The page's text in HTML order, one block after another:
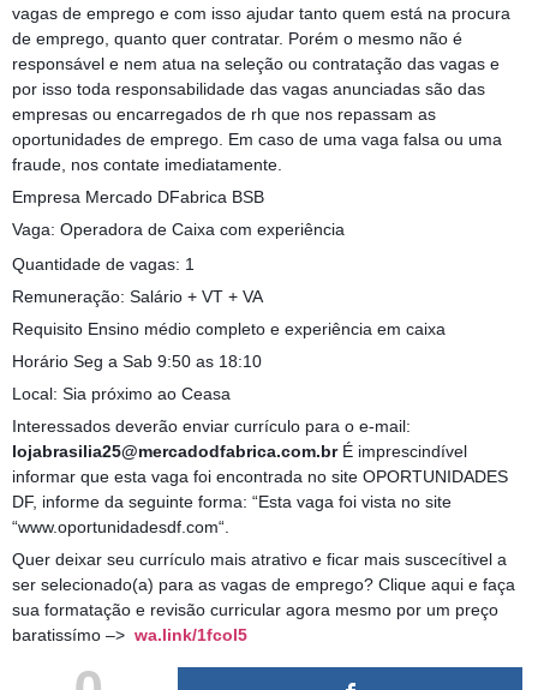
vagas de emprego e com isso ajudar tanto quem está na procura
de emprego, quanto quer contratar. Porém o mesmo não é
responsável e nem atua na seleção ou contratação das vagas e
por isso toda responsabilidade das vagas anunciadas são das
empresas ou encarregados de rh que nos repassam as
oportunidades de emprego. Em caso de uma vaga falsa ou uma
fraude, nos contate imediatamente.
Empresa Mercado DFabrica BSB
Vaga: Operadora de Caixa com experiência
Quantidade de vagas: 1
Remuneração: Salário + VT + VA
Requisito Ensino médio completo e experiência em caixa
Horário Seg a Sab 9:50 as 18:10
Local: Sia próximo ao Ceasa
Interessados deverão enviar currículo para o e-mail:
lojabrasilia25@mercadodfabrica.com.brÉ imprescindível
informar que esta vaga foi encontrada no site OPORTUNIDADES
DF, informe da seguinte forma: “Esta vaga foi vista no site
“www.oportunidadesdf.com“.
Quer deixar seu currículo mais atrativo e ficar mais suscecítivel a
ser selecionado(a) para as vagas de emprego? Clique aqui e faça
sua formatação e revisão curricular agora mesmo por um preço
baratissímo –> wa.link/1fcol5